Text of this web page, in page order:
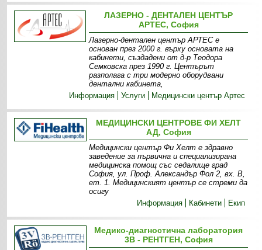
ЛАЗЕРНО - ДЕНТАЛЕН ЦЕНТЪР
АРТЕС, София
Лазерно-дентален център АРТЕС е
основан през 2000 г. върху основата на
кабинети, създадени от д-р Теодора
Семковска през 1990 г. Центърът
разполага с три модерно оборудвани
дентални кабинета,
Информация
Услуги Медицински център Артес
МЕДИЦИНСКИ ЦЕНТРОВЕ ФИ ХЕЛТ
АД, София
Медицински център Фи Хелт е здравно
заведение за първична и специализирана
медицинска помощ със седалище град
София, ул. Проф. Александър Фол 2, вх. В,
ет. 1. Медицинският център се стреми да
осигу
Информация
Кабинети Екип
Медико-диагностична лаборатория
3В - РЕНТГЕН, София